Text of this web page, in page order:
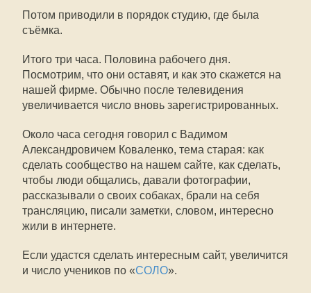
Потом приводили в порядок студию, где была
съёмка.
Итого три часа. Половина рабочего дня.
Посмотрим, что они оставят, и как это скажется на
нашей фирме. Обычно после телевидения
увеличивается число вновь зарегистрированных.
Около часа сегодня говорил с Вадимом
Александровичем Коваленко, тема старая: как
сделать сообщество на нашем сайте, как сделать,
чтобы люди общались, давали фотографии,
рассказывали о своих собаках, брали на себя
трансляцию, писали заметки, словом, интересно
жили в интернете.
Если удастся сделать интересным сайт, увеличится
и число учеников по «СОЛО».